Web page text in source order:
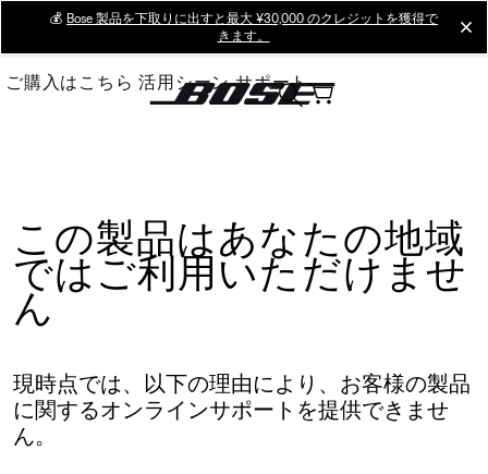
Main
💰 Bose 製品を下取りに出すと最大 ¥30,000 のクレジットを獲得で
きます。
ご購入はこちら 活用シーン サポート
この製品はあなたの地域
ではご利用いただけませ
ん
現時点では、以下の理由により、お客様の製品
に関するオンラインサポートを提供できませ
ん。